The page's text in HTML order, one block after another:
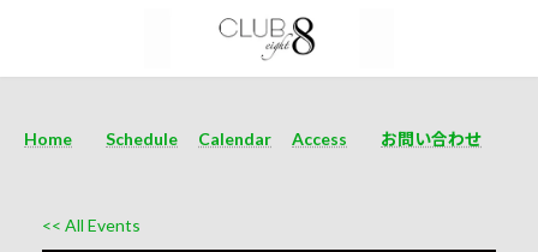
Home Schedule Calendar Access お問い合わせ
<< All Events